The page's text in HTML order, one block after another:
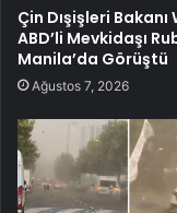
Çin Dışişleri Bakanı
ABD’li Mevkidaşı
Manila’da Görüştü
Ağustos 7, 2026